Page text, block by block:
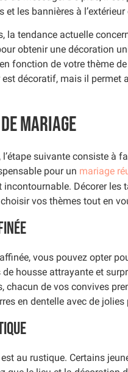
les bannières à l’extérieur
la tendance actuelle
obtenir une décoration
fonction de votre thème
est décoratif, mais il
mariage
suivante consiste à
pour un mariage
Décorer
vos thèmes tout en
vous pouvez opter
de housse attrayante et
chacun de vos convives
en dentelle avec de
au rustique. Certains